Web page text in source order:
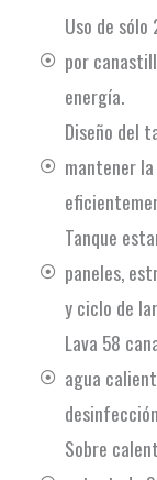
Uso de
por
energía.
Diseño del
mantener
Tanque
paneles,
y ciclo de
Lava 58
agua
Sobre